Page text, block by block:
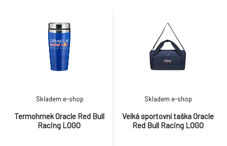
kapsa na zip Přední kapsa na
zip Boční kapsy
Termohrnek Oracle Red Bull
Racing LOGO
Skladem e-shop
Velká sportovní taška Oracle
Red Bull Racing LOGO
Skladem e-shop